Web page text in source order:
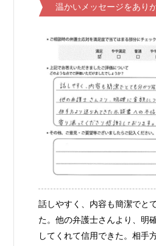
温かいメッセージをあり
話しやすく、内容も簡潔でと
た。他の弁護士さんより、明
してくれて信用できた。相手